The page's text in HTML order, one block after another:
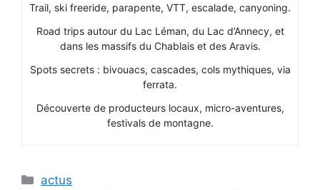
Trail, ski freeride, parapente, VTT, escalade, canyoning.
Road trips autour du Lac Léman, du Lac d’Annecy, et
dans les massifs du Chablais et des Aravis.
Spots secrets : bivouacs, cascades, cols mythiques, via
ferrata.
Découverte de producteurs locaux, micro-aventures,
festivals de montagne.
Catégories
actus